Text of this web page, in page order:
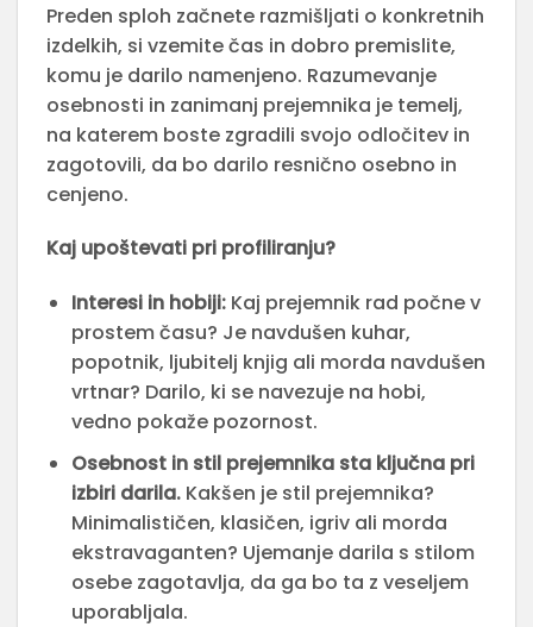
Preden sploh začnete razmišljati o konkretnih
izdelkih, si vzemite čas in dobro premislite,
komu je darilo namenjeno. Razumevanje
osebnosti in zanimanj prejemnika je temelj,
na katerem boste zgradili svojo odločitev in
zagotovili, da bo darilo resnično osebno in
cenjeno.
Kaj upoštevati pri profiliranju?
Interesi in hobiji:Kaj prejemnik rad počne v
prostem času? Je navdušen kuhar,
popotnik, ljubitelj knjig ali morda navdušen
vrtnar? Darilo, ki se navezuje na hobi,
vedno pokaže pozornost.
Osebnost in stil prejemnika sta ključna pri
izbiri darila.Kakšen je stil prejemnika?
Minimalističen, klasičen, igriv ali morda
ekstravaganten? Ujemanje darila s stilom
osebe zagotavlja, da ga bo ta z veseljem
uporabljala.